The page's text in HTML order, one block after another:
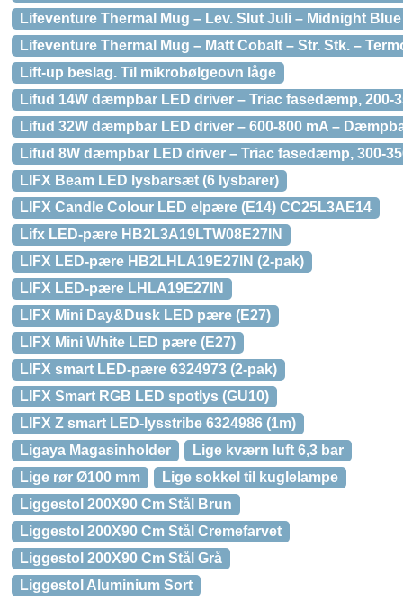
Lifeventure Thermal Mug – Lev. Slut Juli – Midnight
Lifeventure Thermal Mug – Matt Cobalt – Str. Stk. –
Lift-up beslag. Til mikrobølgeovn låge
Lifud 14W dæmpbar LED driver – Triac fasedæmp,
Lifud 32W dæmpbar LED driver – 600-800 mA –
Lifud 8W dæmpbar LED driver – Triac fasedæmp, 300-
LIFX Beam LED lysbarsæt (6 lysbarer)
LIFX Candle Colour LED elpære (E14) CC25L3AE14
Lifx LED-pære HB2L3A19LTW08E27IN
LIFX LED-pære HB2LHLA19E27IN (2-pak)
LIFX LED-pære LHLA19E27IN
LIFX Mini Day&Dusk LED pære (E27)
LIFX Mini White LED pære (E27)
LIFX smart LED-pære 6324973 (2-pak)
LIFX Smart RGB LED spotlys (GU10)
LIFX Z smart LED-lysstribe 6324986 (1m)
Ligaya Magasinholder
Lige kværn luft 6,3 bar
Lige rør Ø100 mm
Lige sokkel til kuglelampe
Liggestol 200X90 Cm Stål Brun
Liggestol 200X90 Cm Stål Cremefarvet
Liggestol 200X90 Cm Stål Grå
Liggestol Aluminium Sort